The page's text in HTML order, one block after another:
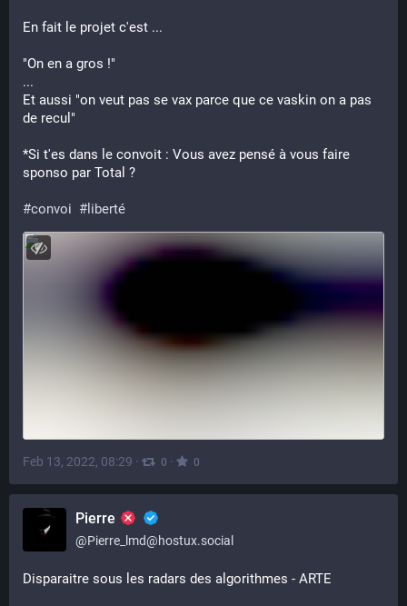
En fait le projet c'est ...
"On en a gros !"
...
Et aussi "on veut pas se vax parce que ce vaskin on a pas
de recul"
*Si t'es dans le convoit : Vous avez pensé à vous faire
sponso par Total ?
#convoi # liberté
Feb 13, 2022, 08:29 · 0 · 0
Pierre
@Pierre_lmd@hostux.social
Disparaitre sous les radars des algorithmes - ARTE